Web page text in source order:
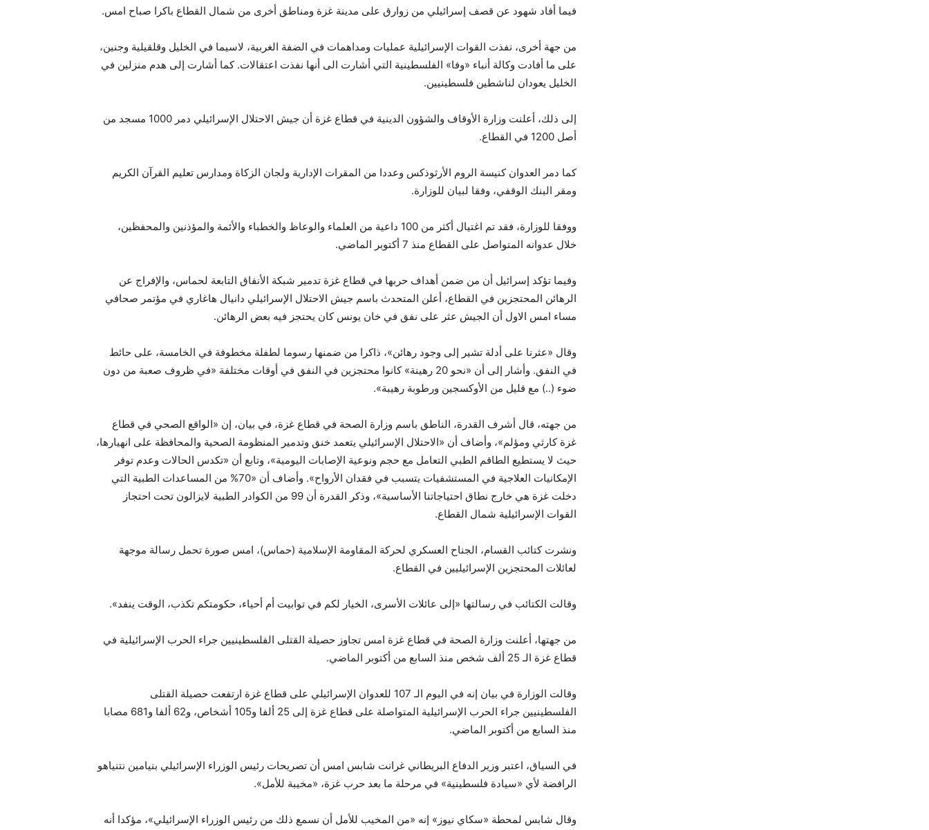
فيما أفاد شهود عن قصف إسرائيلي من زوارق على مدينة غزة ومناطق أخرى من شمال القطاع باكرا صباح امس.
من جهة أخرى، نفذت القوات الإسرائيلية عمليات ومداهمات في الضفة الغربية، لاسيما في الخليل وقلقيلية وجنين،
على ما أفادت وكالة أنباء «وفا» الفلسطينية التي أشارت الى أنها نفذت اعتقالات. كما أشارت إلى هدم منزلين في
الخليل يعودان لناشطين فلسطينيين.
إلى ذلك، أعلنت وزارة الأوقاف والشؤون الدينية في قطاع غزة أن جيش الاحتلال الإسرائيلي دمر 1000 مسجد من
أصل 1200 في القطاع.
كما دمر العدوان كنيسة الروم الأرثوذكس وعددا من المقرات الإدارية ولجان الزكاة ومدارس تعليم القرآن الكريم
ومقر البنك الوقفي، وفقا لبيان للوزارة.
ووفقا للوزارة، فقد تم اغتيال أكثر من 100 داعية من العلماء والوعاظ والخطباء والأئمة والمؤذنين والمحفظين،
خلال عدوانه المتواصل على القطاع منذ 7 أكتوبر الماضي.
وفيما تؤكد إسرائيل أن من ضمن أهداف حربها في قطاع غزة تدمير شبكة الأنفاق التابعة لحماس، والإفراج عن
الرهائن المحتجزين في القطاع، أعلن المتحدث باسم جيش الاحتلال الإسرائيلي دانيال هاغاري في مؤتمر صحافي
مساء امس الاول أن الجيش عثر على نفق في خان يونس كان يحتجز فيه بعض الرهائن.
وقال «عثرنا على أدلة تشير إلى وجود رهائن»، ذاكرا من ضمنها رسوما لطفلة مخطوفة في الخامسة، على حائط
في النفق. وأشار إلى أن «نحو 20 رهينة» كانوا محتجزين في النفق في أوقات مختلفة «في ظروف صعبة من دون
ضوء (..) مع قليل من الأوكسجين ورطوبة رهيبة».
من جهته، قال أشرف القدرة، الناطق باسم وزارة الصحة في قطاع غزة، في بيان، إن «الواقع الصحي في قطاع
غزة كارثي ومؤلم»، وأضاف أن «الاحتلال الإسرائيلي يتعمد خنق وتدمير المنظومة الصحية والمحافظة على انهيارها،
حيث لا يستطيع الطاقم الطبي التعامل مع حجم ونوعية الإصابات اليومية»، وتابع أن «تكدس الحالات وعدم توفر
الإمكانيات العلاجية في المستشفيات يتسبب في فقدان الأرواح». وأضاف أن «70% من المساعدات الطبية التي
دخلت غزة هي خارج نطاق احتياجاتنا الأساسية»، وذكر القدرة أن 99 من الكوادر الطبية لايزالون تحت احتجاز
القوات الإسرائيلية شمال القطاع.
ونشرت كتائب القسام، الجناح العسكري لحركة المقاومة الإسلامية (حماس)، امس صورة تحمل رسالة موجهة
لعائلات المحتجزين الإسرائيليين في القطاع.
وقالت الكتائب في رسالتها «إلى عائلات الأسرى، الخيار لكم في توابيت أم أحياء، حكومتكم تكذب، الوقت ينفد».
من جهتها، أعلنت وزارة الصحة في قطاع غزة امس تجاوز حصيلة القتلى الفلسطينيين جراء الحرب الإسرائيلية في
قطاع غزة الـ 25 ألف شخص منذ السابع من أكتوبر الماضي.
وقالت الوزارة في بيان إنه في اليوم الـ 107 للعدوان الإسرائيلي على قطاع غزة ارتفعت حصيلة القتلى
الفلسطينيين جراء الحرب الإسرائيلية المتواصلة على قطاع غزة إلى 25 ألفا و105 أشخاص، و62 ألفا و681 مصابا
منذ السابع من أكتوبر الماضي.
في السياق، اعتبر وزير الدفاع البريطاني غرانت شابس امس أن تصريحات رئيس الوزراء الإسرائيلي بنيامين نتنياهو
الرافضة لأي «سيادة فلسطينية» في مرحلة ما بعد حرب غزة، «مخيبة للأمل».
وقال شابس لمحطة «سكاي نيوز» إنه «من المخيب للأمل أن نسمع ذلك من رئيس الوزراء الإسرائيلي»، مؤكدا أنه